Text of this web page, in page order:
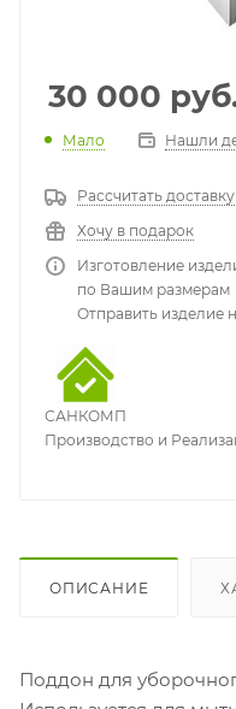
30 000
Мало Нашли
Рассчитать доставку
Хочу в подарок
Изготовление
по Вашим размерам
Отправить изделие
САНКОМП
Производство и
ОПИСАНИЕ
Поддон для